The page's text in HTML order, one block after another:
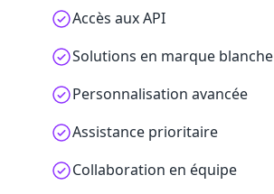
Accès aux API
Solutions en marque blanche
Personnalisation avancée
Assistance prioritaire
Collaboration en équipe